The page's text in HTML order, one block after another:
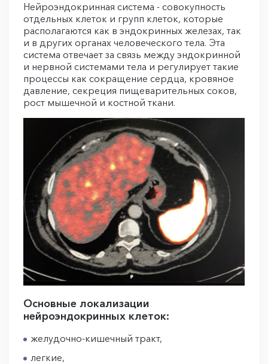
Нейроэндокринная система - совокупность
отдельных клеток и групп клеток, которые
располагаются как в эндокринных железах, так
и в других органах человеческого тела. Эта
система отвечает за связь между эндокринной
и нервной системами тела и регулирует такие
процессы как сокращение сердца, кровяное
давление, секреция пищеварительных соков,
рост мышечной и костной ткани.
Основные локализации
нейроэндокринных клеток:
желудочно-кишечный тракт,
легкие,